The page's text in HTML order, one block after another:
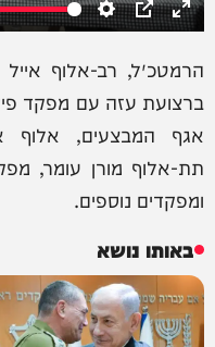
הרמטכ״ל, רב-אלוף
ברצועת עזה עם מפקד
תת-אלוף מורן עומר,
ומפקדים נוספים.
באותו נושא